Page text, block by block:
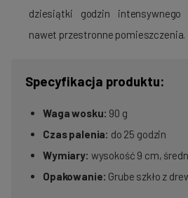
dziesiątki godzin intensywnego
nawet przestronne pomieszczenia.
Specyfikacja produktu:
Waga wosku: 90 g
Czas palenia: do 25 godzin
Wymiary: wysokość 9 cm,
Opakowanie: Grube szkło z